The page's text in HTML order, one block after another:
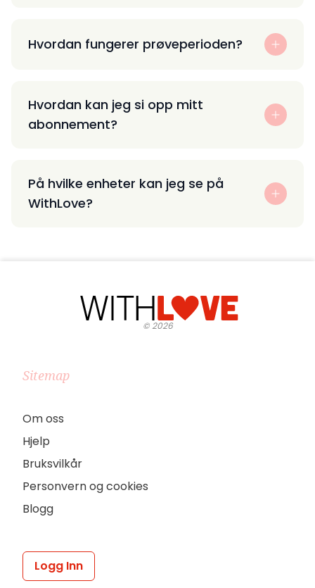
Hvordan fungerer prøveperioden?
Hvordan kan jeg si opp mitt
abonnement?
På hvilke enheter kan jeg se på
WithLove?
©2026
Sitemap
Om oss
Hjelp
Bruksvilkår
Personvern og cookies
Blogg
Logg Inn